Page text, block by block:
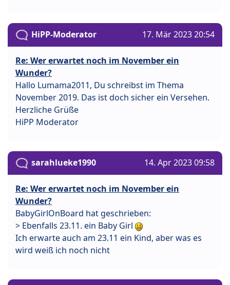
HiPP-Moderator 17. Mär 2023 20:54
Re: Wer erwartet noch im November ein
Wunder?
Hallo Lumama2011, Du schreibst im Thema
November 2019. Das ist doch sicher ein Versehen.
Herzliche Grüße
HiPP Moderator
sarahlueke1990 14. Apr 2023 09:58
Re: Wer erwartet noch im November ein
Wunder?
BabyGirlOnBoard hat geschrieben:
> Ebenfalls 23.11. ein Baby Girl
Ich erwarte auch am 23.11 ein Kind, aber was es
wird weiß ich noch nicht